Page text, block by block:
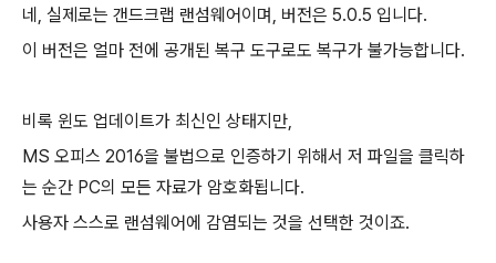
네, 실제로는 갠드크랩 랜섬웨어이며, 버전은 5.0.5 입니다.
이 버전은 얼마 전에 공개된 복구 도구로도 복구가 불가능합니다.
비록 윈도 업데이트가 최신인 상태지만,
MS 오피스 2016을 불법으로 인증하기 위해서 저 파일을 클릭하
는 순간 PC의 모든 자료가 암호화됩니다.
사용자 스스로 랜섬웨어에 감염되는 것을 선택한 것이죠.